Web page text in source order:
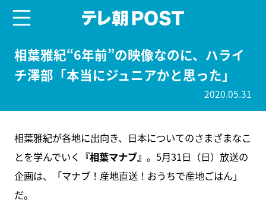
相葉雅紀“6年前”の映像なのに、ハライ
チ澤部「本当にジュニアかと思った」
2020.05.31
相葉雅紀が各地に出向き、日本についてのさまざまなこ
とを学んでいく 『相葉マナブ』 。5月31日（日）放送の
企画は、「マナブ！産地直送！おうちで産地ごはん」
だ。